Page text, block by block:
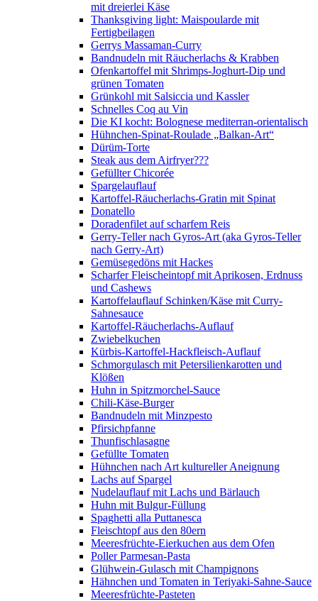
mit dreierlei Käse
Thanksgiving light: Maispoularde mit
Fertigbeilagen
Gerrys Massaman-Curry
Bandnudeln mit Räucherlachs & Krabben
Ofenkartoffel mit Shrimps-Joghurt-Dip und
grünen Tomaten
Grünkohl mit Salsiccia und Kassler
Schnelles Coq au Vin
Die KI kocht: Bolognese mediterran-orientalisch
Hühnchen-Spinat-Roulade „Balkan-Art“
Dürüm-Torte
Steak aus dem Airfryer???
Gefüllter Chicorée
Spargelauflauf
Kartoffel-Räucherlachs-Gratin mit Spinat
Donatello
Doradenfilet auf scharfem Reis
Gerry-Teller nach Gyros-Art (aka Gyros-Teller
nach Gerry-Art)
Gemüsegedöns mit Hackes
Scharfer Fleischeintopf mit Aprikosen, Erdnuss
und Cashews
Kartoffelauflauf Schinken/Käse mit Curry-
Sahnesauce
Kartoffel-Räucherlachs-Auflauf
Zwiebelkuchen
Kürbis-Kartoffel-Hackfleisch-Auflauf
Schmorgulasch mit Petersilienkarotten und
Klößen
Huhn in Spitzmorchel-Sauce
Chili-Käse-Burger
Bandnudeln mit Minzpesto
Pfirsichpfanne
Thunfischlasagne
Gefüllte Tomaten
Hühnchen nach Art kultureller Aneignung
Lachs auf Spargel
Nudelauflauf mit Lachs und Bärlauch
Huhn mit Bulgur-Füllung
Spaghetti alla Puttanesca
Fleischtopf aus den 80ern
Meeresfrüchte-Eierkuchen aus dem Ofen
Poller Parmesan-Pasta
Glühwein-Gulasch mit Champignons
Hähnchen und Tomaten in Teriyaki-Sahne-Sauce
Meeresfrüchte-Pasteten